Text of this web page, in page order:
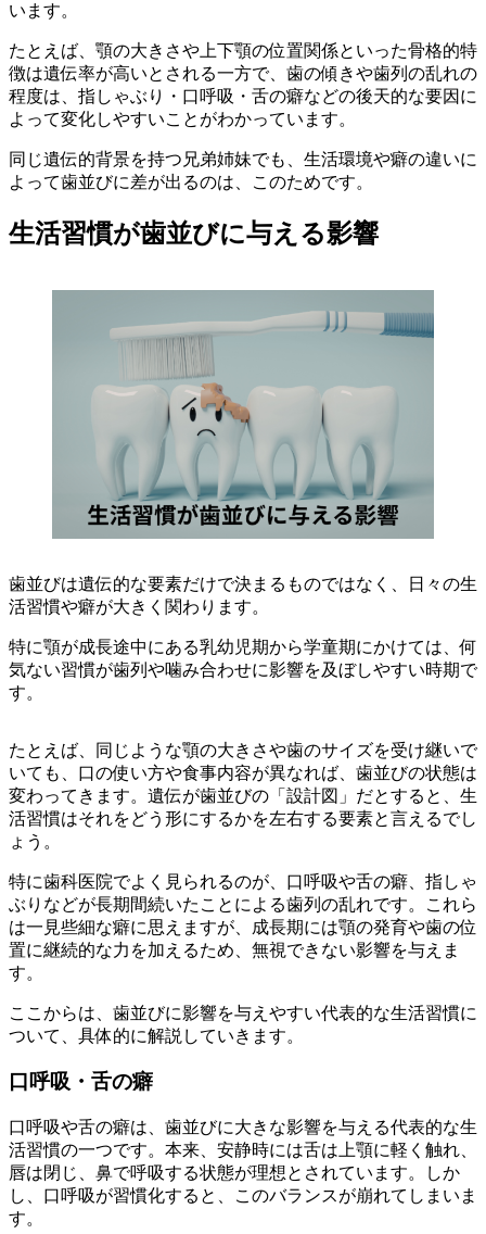
います。
たとえば、顎の大きさや上下顎の位置関係といった骨格的特
徴は遺伝率が高いとされる一方で、歯の傾きや歯列の乱れの
程度は、指しゃぶり・口呼吸・舌の癖などの後天的な要因に
よって変化しやすいことがわかっています。
同じ遺伝的背景を持つ兄弟姉妹でも、生活環境や癖の違いに
よって歯並びに差が出るのは、このためです。
生活習慣が歯並びに与える影響
歯並びは遺伝的な要素だけで決まるものではなく、日々の生
活習慣や癖が大きく関わります。
特に顎が成長途中にある乳幼児期から学童期にかけては、何
気ない習慣が歯列や噛み合わせに影響を及ぼしやすい時期で
す。
たとえば、同じような顎の大きさや歯のサイズを受け継いで
いても、口の使い方や食事内容が異なれば、歯並びの状態は
変わってきます。遺伝が歯並びの「設計図」だとすると、生
活習慣はそれをどう形にするかを左右する要素と言えるでし
ょう。
特に歯科医院でよく見られるのが、口呼吸や舌の癖、指しゃ
ぶりなどが長期間続いたことによる歯列の乱れです。これら
は一見些細な癖に思えますが、成長期には顎の発育や歯の位
置に継続的な力を加えるため、無視できない影響を与えま
す。
ここからは、歯並びに影響を与えやすい代表的な生活習慣に
ついて、具体的に解説していきます。
口呼吸・舌の癖
口呼吸や舌の癖は、歯並びに大きな影響を与える代表的な生
活習慣の一つです。本来、安静時には舌は上顎に軽く触れ、
唇は閉じ、鼻で呼吸する状態が理想とされています。しか
し、口呼吸が習慣化すると、このバランスが崩れてしまいま
す。